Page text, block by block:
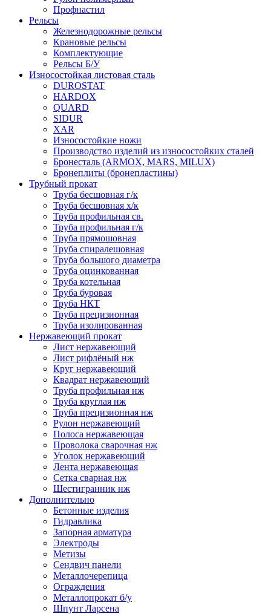
Профнастил
Рельсы
Железнодорожные рельсы
Крановые рельсы
Комплектующие
Рельсы Б/У
Износостойкая листовая сталь
DUROSTAT
HARDOX
QUARD
SIDUR
XAR
Износостойкие ножи
Производство изделий из износостойких сталей
Бронесталь (ARMOX, MARS, MILUX)
Бронеплиты (бронепластины)
Трубный прокат
Труба бесшовная г/к
Труба бесшовная х/к
Труба профильная св.
Труба профильная г/к
Труба прямошовная
Труба спиралешовная
Труба большого диаметра
Труба оцинкованная
Труба котельная
Труба буровая
Труба НКТ
Труба прецизионная
Труба изолированная
Нержавеющий прокат
Лист нержавеющий
Лист рифлёный нж
Круг нержавеющий
Квадрат нержавеющий
Труба профильная нж
Труба круглая нж
Труба прецизионная нж
Рулон нержавеющий
Полоса нержавеющая
Проволока сварочная нж
Уголок нержавеющий
Лента нержавеющая
Сетка сварная нж
Шестигранник нж
Дополнительно
Бетонные изделия
Гидравлика
Запорная арматура
Электроды
Метизы
Сендвич панели
Металлочерепица
Ограждения
Металлопрокат б/у
Шпунт Ларсена